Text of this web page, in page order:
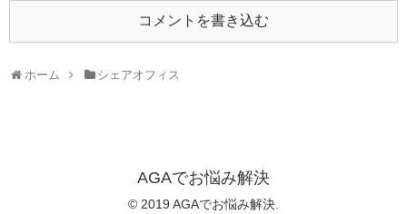
コメントを書き込む
ホーム シェアオフィス
AGAでお悩み解決
© 2019 AGAでお悩み解決.